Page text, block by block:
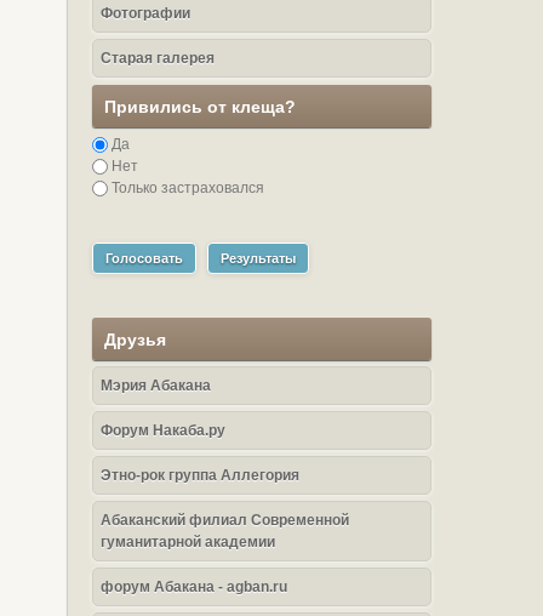
Фотографии
Старая галерея
Привились от клеща?
Да
Нет
Только застраховался
Голосовать Результаты
Друзья
Мэрия Абакана
Форум Накаба.ру
Этно-рок группа Аллегория
Абаканский филиал Современной
гуманитарной академии
форум Абакана - agban.ru